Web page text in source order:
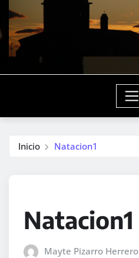
Inicio Natacion1
Natacion1
Mayte Pizarro Herrero